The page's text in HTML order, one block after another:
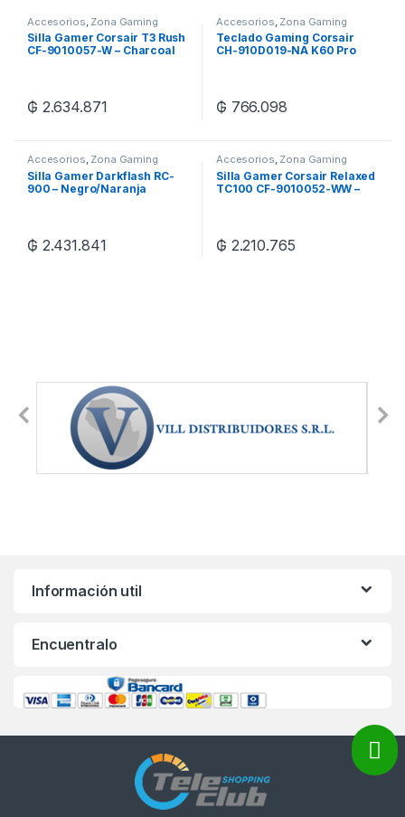
Accesorios Zona Gaming
Silla Gamer Corsair T3 Rush
CF-9010057-W – Charcoal
₲ 2.634.871
Accesorios Zona Gaming
Teclado Gaming Corsair
CH-910D019-NA K60 Pro
₲ 766.098
Accesorios, Zona Gaming
Silla Gamer Darkflash RC-
900 – Negro/Naranja
₲ 2.431.841
Accesorios, Zona Gaming
Silla Gamer Corsair Relaxed
TC100 CF-9010052-WW –
₲ 2.210.765
Información util
Encuentralo